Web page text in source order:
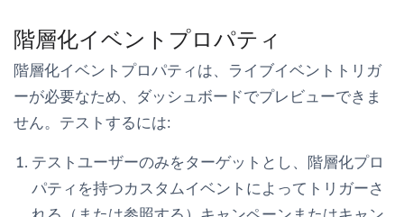
階層化イベントプロパティ
階層化イベントプロパティは、ライブイベントトリガ
ーが必要なため、ダッシュボードでプレビューできま
せん。テストするには:
テストユーザーのみをターゲットとし、階層化プロ
パティを持つカスタムイベントによってトリガーさ